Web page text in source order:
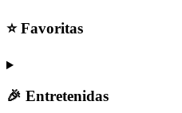
⭐ Favoritas
🎉 Entretenidas